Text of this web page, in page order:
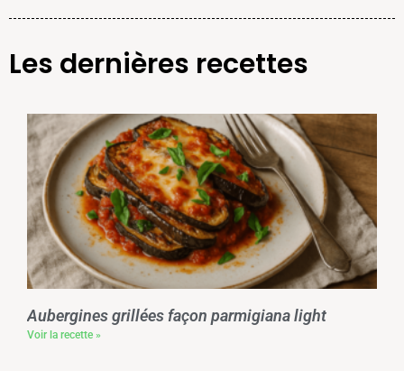
Les dernières recettes
Aubergines grillées façon parmigiana light
Voir la recette »